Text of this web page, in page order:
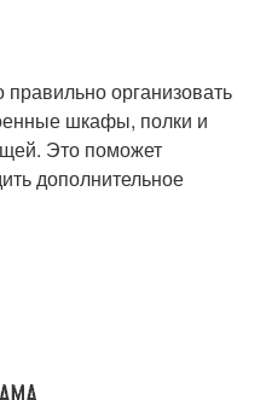
организовать
шкафы, полки и
Это поможет
дополнительное